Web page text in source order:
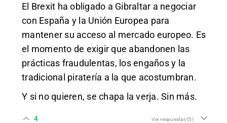
El Brexit ha obligado a Gibraltar a negociar
con España y la Unión Europea para
mantener su acceso al mercado europeo. Es
el momento de exigir que abandonen las
prácticas fraudulentas, los engaños y la
tradicional piratería a la que acostumbran.
Y si no quieren, se chapa la verja. Sin más.
4 Ver respuestas(5)